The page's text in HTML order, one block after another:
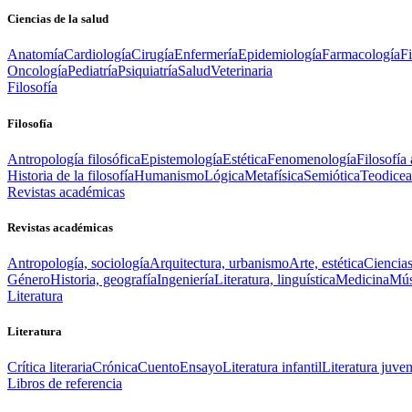
Ciencias de la salud
AnatomíaCardiologíaCirugíaEnfermeríaEpidemiologíaFarmacología
OncologíaPediatríaPsiquiatríaSaludVeterinaria
Filosofía
Filosofía
Antropología filosóficaEpistemologíaEstéticaFenomenologíaFilosofía
Historia de la filosofíaHumanismoLógicaMetafísicaSemióticaTeodicea
Revistas académicas
Revistas académicas
Antropología, sociologíaArquitectura, urbanismoArte, estética
GéneroHistoria, geografíaIngenieríaLiteratura, linguísticaMedicina
Literatura
Literatura
Crítica literariaCrónicaCuentoEnsayoLiteratura infantilLiteratura
Libros de referencia